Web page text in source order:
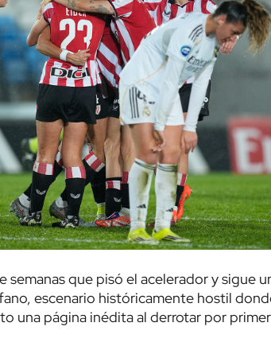
semanas que pisó el acelerador y sigue
escenario históricamente hostil
una página inédita al derrotar por